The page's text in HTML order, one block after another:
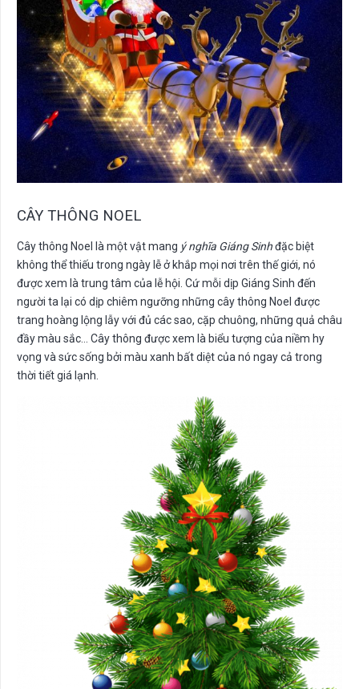
CÂY THÔNG NOEL
Cây thông Noel là một vật mang ý nghĩa Giáng Sinhđặc biệt
không thể thiếu trong ngày lễ ở khắp mọi nơi trên thế giới, nó
được xem là trung tâm của lễ hội. Cứ mỗi dịp Giáng Sinh đến
người ta lại có dịp chiêm ngưỡng những cây thông Noel được
trang hoàng lộng lẫy với đủ các sao, cặp chuông, những quả châu
đầy màu sắc… Cây thông được xem là biểu tượng của niềm hy
vọng và sức sống bởi màu xanh bất diệt của nó ngay cả trong
thời tiết giá lạnh.